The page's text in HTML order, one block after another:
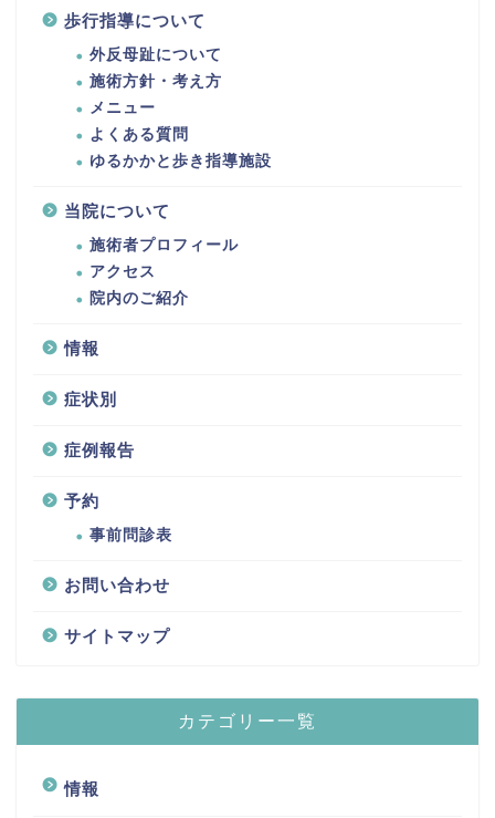
歩行指導について
外反母趾について
施術方針・考え方
メニュー
よくある質問
ゆるかかと歩き指導施設
当院について
施術者プロフィール
アクセス
院内のご紹介
情報
症状別
症例報告
予約
事前問診表
お問い合わせ
サイトマップ
カテゴリー一覧
情報